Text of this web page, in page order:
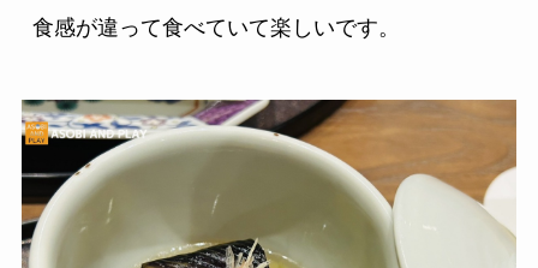
食感が違って食べていて楽しいです。